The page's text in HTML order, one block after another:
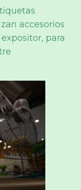
accesorios
para